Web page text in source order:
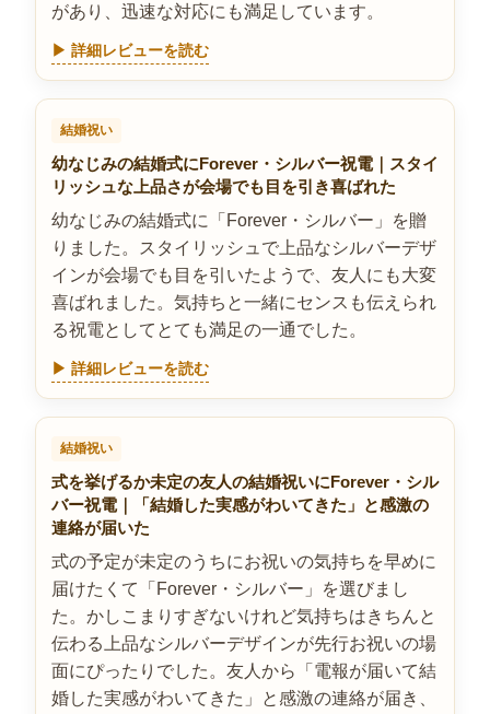
があり、迅速な対応にも満足しています。
▶ 詳細レビューを読む
結婚祝い
幼なじみの結婚式にForever・シルバー祝電｜スタイ
リッシュな上品さが会場でも目を引き喜ばれた
幼なじみの結婚式に「Forever・シルバー」を贈
りました。スタイリッシュで上品なシルバーデザ
インが会場でも目を引いたようで、友人にも大変
喜ばれました。気持ちと一緒にセンスも伝えられ
る祝電としてとても満足の一通でした。
▶ 詳細レビューを読む
結婚祝い
式を挙げるか未定の友人の結婚祝いにForever・シル
バー祝電｜「結婚した実感がわいてきた」と感激の
連絡が届いた
式の予定が未定のうちにお祝いの気持ちを早めに
届けたくて「Forever・シルバー」を選びまし
た。かしこまりすぎないけれど気持ちはきちんと
伝わる上品なシルバーデザインが先行お祝いの場
面にぴったりでした。友人から「電報が届いて結
婚した実感がわいてきた」と感激の連絡が届き、